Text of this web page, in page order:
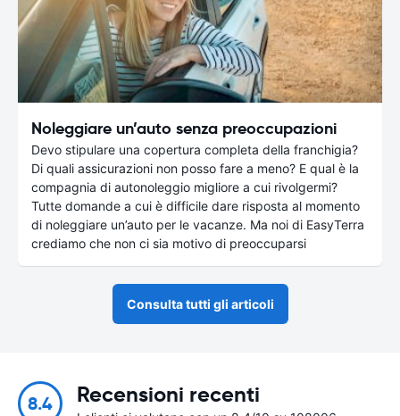
Noleggiare un’auto senza preoccupazioni
Devo stipulare una copertura completa della franchigia?
Di quali assicurazioni non posso fare a meno? E qual è la
compagnia di autonoleggio migliore a cui rivolgermi?
Tutte domande a cui è difficile dare risposta al momento
di noleggiare un’auto per le vacanze. Ma noi di EasyTerra
crediamo che non ci sia motivo di preoccuparsi
Consulta tutti gli articoli
8.4 Recensioni recenti